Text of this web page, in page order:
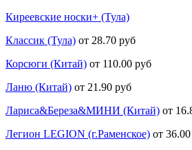
Киреевские носки+ (Тула)
Классик (Тула) от 28.70 руб
Корсюги (Китай) от 110.00 руб
Ланю (Китай) от 21.90 руб
Лариса&Береза&МИНИ (Китай) от
Легион LEGION (г.Раменское) от